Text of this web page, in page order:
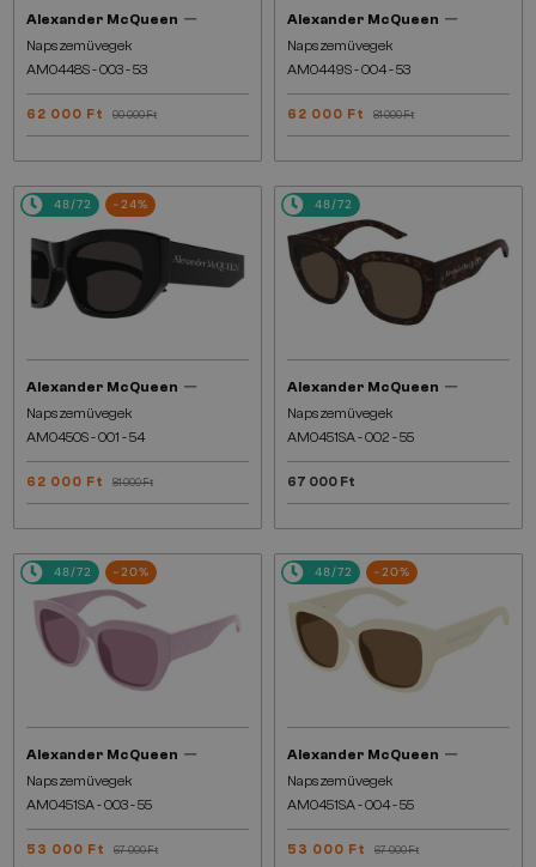
Alexander McQueen —
Napszemüvegek
AM0448S - 003 - 53
62 000 Ft 90 000 Ft
Alexander McQueen —
Napszemüvegek
AM0449S - 004 - 53
62 000 Ft 81 000 Ft
48/72 -24%
Alexander McQueen —
Napszemüvegek
AM0450S - 001 - 54
62 000 Ft 81 000 Ft
48/72
Alexander McQueen —
Napszemüvegek
AM0451SA - 002 - 55
67 000 Ft
48/72 -20%
Alexander McQueen —
Napszemüvegek
AM0451SA - 003 - 55
53 000 Ft 67 000 Ft
48/72 -20%
Alexander McQueen —
Napszemüvegek
AM0451SA - 004 - 55
53 000 Ft 67 000 Ft